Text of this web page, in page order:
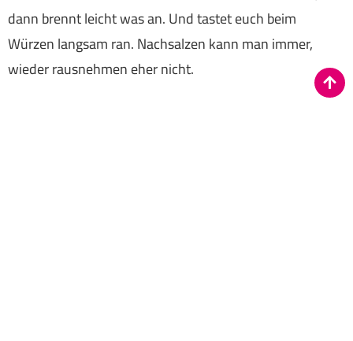
dann brennt leicht was an. Und tastet euch beim
Würzen langsam ran. Nachsalzen kann man immer,
wieder rausnehmen eher nicht.